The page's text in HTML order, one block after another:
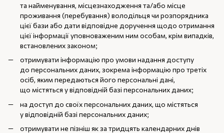
та найменування, місцезнаходження та/або місце
проживання (перебування) володільця чи розпорядника
цієї бази або дати відповідне доручення щодо отримання
цієї інформації уповноваженим ним особам, крім випадків,
встановлених законом;
отримувати інформацію про умови надання доступу
до персональних даних, зокрема інформацію про третіх
осіб, яким передаються його персональні дані,
що містяться у відповідній базі персональних даних;
на доступ до своїх персональних даних, що містяться
у відповідній базі персональних даних;
отримувати не пізніш як за тридцять календарних днів